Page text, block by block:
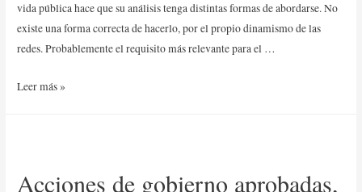
vida pública hace que su análisis tenga distintas formas de abordarse. No
existe una forma correcta de hacerlo, por el propio dinamismo de las
redes. Probablemente el requisito más relevante para el …
Leer más »
Acciones de gobierno aprobadas,